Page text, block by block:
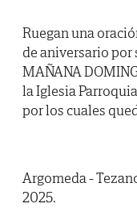
Ruegan una
de aniversario por
MAÑANA
la Iglesia
por los cuales
Argomeda -
2025.